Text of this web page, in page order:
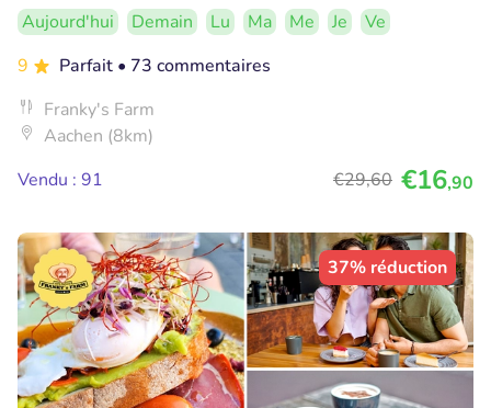
Aujourd'hui Demain Lu Ma Me Je
Ve
9
Parfait • 73 commentaires
Franky's Farm
Aachen (8km)
Vendu : 91
€29,60 €16,90
37% réduction